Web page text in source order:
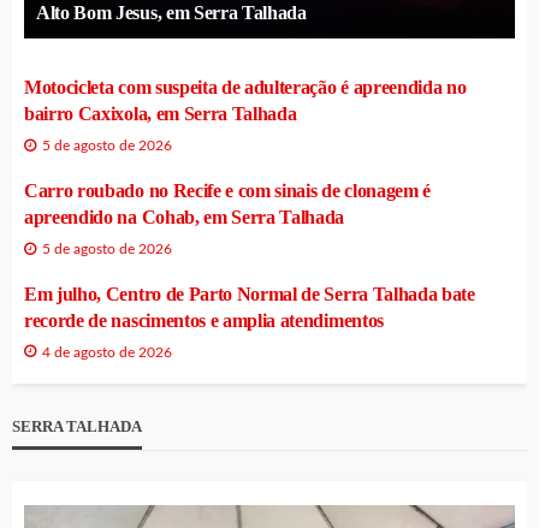
Alto Bom Jesus, em Serra Talhada
Motocicleta com suspeita de adulteração é apreendida no
bairro Caxixola, em Serra Talhada
5 de agosto de 2026
Carro roubado no Recife e com sinais de clonagem é
apreendido na Cohab, em Serra Talhada
5 de agosto de 2026
Em julho, Centro de Parto Normal de Serra Talhada bate
recorde de nascimentos e amplia atendimentos
4 de agosto de 2026
SERRA TALHADA